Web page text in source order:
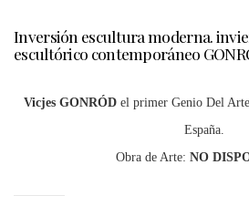
Inversión escultura moderna.
escultórico contemporáneo
Vicjes GONRÓD el primer Genio Del
España.
Obra de Arte: NO